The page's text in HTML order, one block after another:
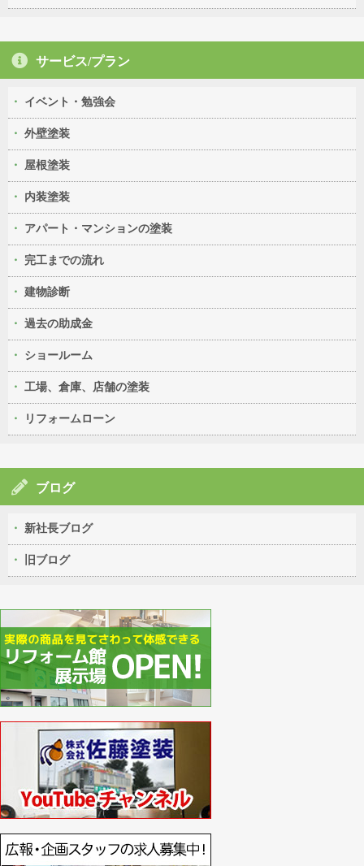
サービス/プラン
イベント・勉強会
外壁塗装
屋根塗装
内装塗装
アパート・マンションの塗装
完工までの流れ
建物診断
過去の助成金
ショールーム
工場、倉庫、店舗の塗装
リフォームローン
ブログ
新社長ブログ
旧ブログ